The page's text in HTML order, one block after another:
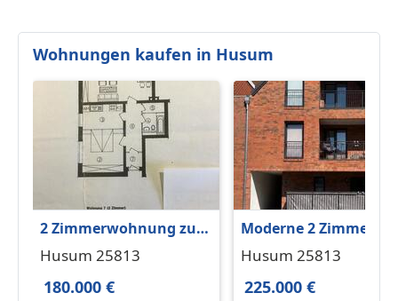
Wohnungen kaufen in Husum
2 Zimmerwohnung zu
verkaufen an
Husum 25813
180.000 €
Moderne 2 Zimmer
Eigentumswohnung
Husum 25813
225.000 €